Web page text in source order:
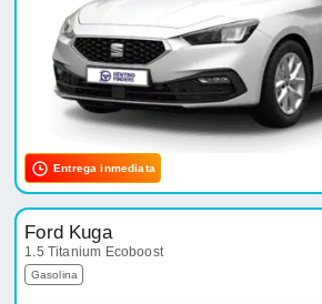
Entrega inmediata
Ford Kuga
1.5 Titanium Ecoboost
Gasolina